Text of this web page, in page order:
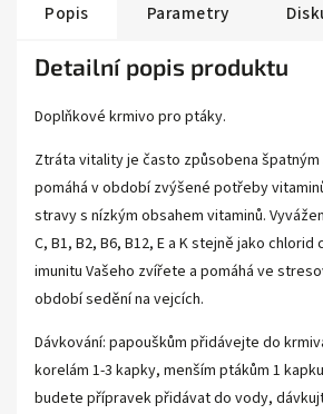
Popis Parametry
Detailní popis produktu
Doplňkové krmivo pro ptáky.
Ztráta vitality je často způsobena špatným
pomáhá v období zvýšené potřeby
stravy s nízkým obsahem vitaminů.
C, B1, B2, B6, B12, E a K stejně jako
imunitu Vašeho zvířete a pomáhá ve
období sedění na vejcích.
Dávkování: papouškům přidávejte do
korelám 1-3 kapky, menším ptákům 1
budete přípravek přidávat do vody,